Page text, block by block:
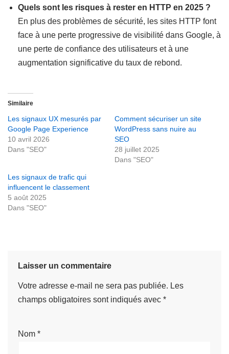
Quels sont les risques à rester en HTTP en 2025 ?
En plus des problèmes de sécurité, les sites HTTP font
face à une perte progressive de visibilité dans Google, à
une perte de confiance des utilisateurs et à une
augmentation significative du taux de rebond.
Similaire
Les signaux UX mesurés par
Google Page Experience
10 avril 2026
Dans "SEO"
Comment sécuriser un site
WordPress sans nuire au
SEO
28 juillet 2025
Dans "SEO"
Les signaux de trafic qui
influencent le classement
5 août 2025
Dans "SEO"
Laisser un commentaire
Votre adresse e-mail ne sera pas publiée. Les
champs obligatoires sont indiqués avec *
Nom *